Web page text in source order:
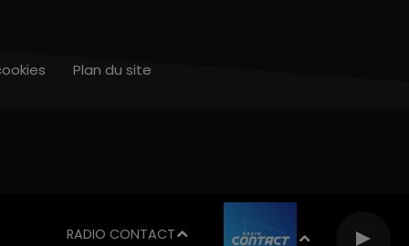
RADIO CONTACT
Plan du site